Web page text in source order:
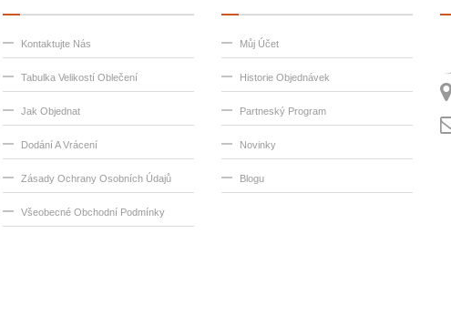
Kontaktujte Nás
Tabulka Velikostí Oblečení
Jak Objednat
Dodání A Vrácení
Zásady Ochrany Osobních Údajů
Všeobecné Obchodní Podmínky
Můj Účet
Historie Objednávek
Partneský Program
Novinky
Blogu